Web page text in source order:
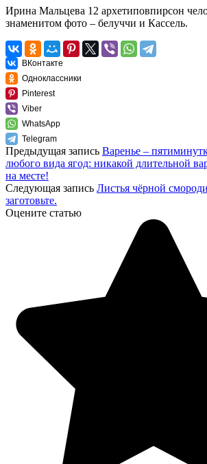
Ирина Мальцева 12 архетиповпирсон
знаменитом фото – белуччи и Кассель.
ВКонтакте
Одноклассники
Pinterest
Viber
WhatsApp
Telegram
Предыдущая запись Варенье –
любого вида ягод: никакой длительной
на месте!
Следующая запись Листья чёрной
заготовьте.
Оцените статью